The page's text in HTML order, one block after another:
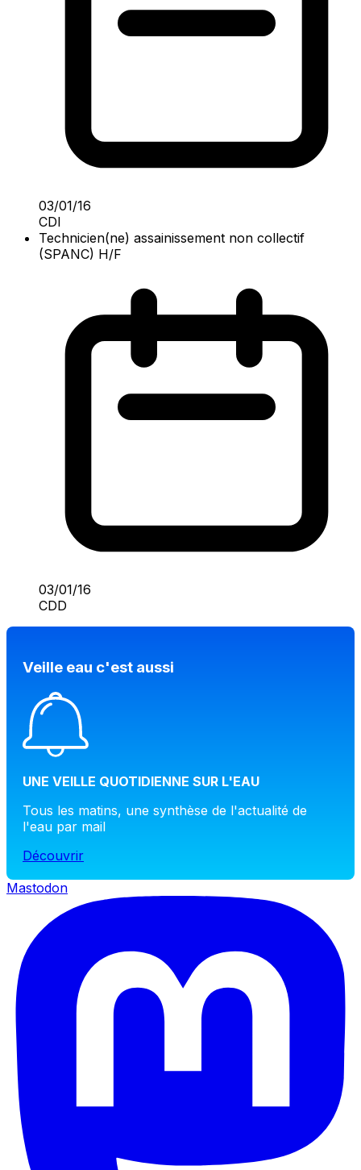
03/01/16
CDI
Technicien(ne) assainissement non collectif
(SPANC) H/F
03/01/16
CDD
Veille eau c'est aussi
UNE VEILLE QUOTIDIENNE SUR L'EAU
Tous les matins, une synthèse de l'actualité de
l'eau par mail
Découvrir
Mastodon